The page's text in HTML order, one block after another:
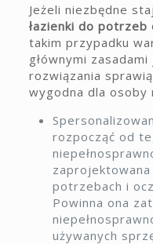
Jeżeli niezbędne
łazienki do potrzeb
takim przypadku
głównymi
rozwiązania
wygodna dla osoby
rozpocząć od
potrzebach i
Powinna ona
używanych